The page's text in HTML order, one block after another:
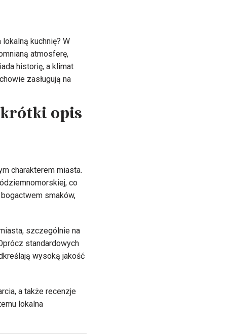
kuchnię? W
atmosferę,
historię, a klimat
zasługują na
opis
charakterem miasta.
co
smaków,
szczególnie na
standardowych
wysoką jakość
a także recenzje
lokalna